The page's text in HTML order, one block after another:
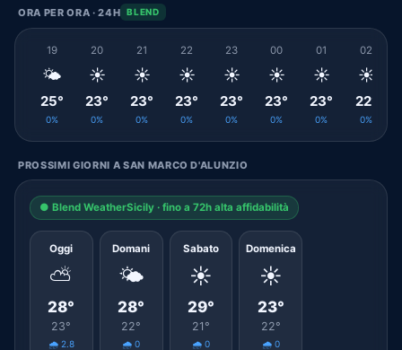
ORA PER ORA · 24H BLEND
19
🌤️
25°
0%
20
☀️
23°
0%
21
☀️
23°
0%
22
☀️
23°
0%
23
☀️
23°
0%
00
☀️
23°
0%
01
☀️
23°
0%
02
☀️
22°
0%
PROSSIMI GIORNI A SAN MARCO D'ALUNZIO
● Blend WeatherSicily · fino a 72h alta affidabilità
Oggi
⛅
28°
23°
🌧️ 2.8
Domani
🌤️
28°
22°
🌧️ 0
Sabato
☀️
29°
21°
🌧️ 0
Domenica
☀️
23°
22°
🌧️ 0